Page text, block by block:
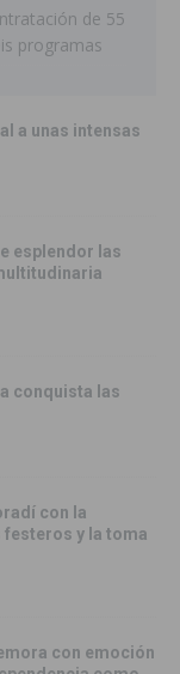
de 55
programas
a unas intensas
esplendor las
conquista las
con la
y la toma
con emoción